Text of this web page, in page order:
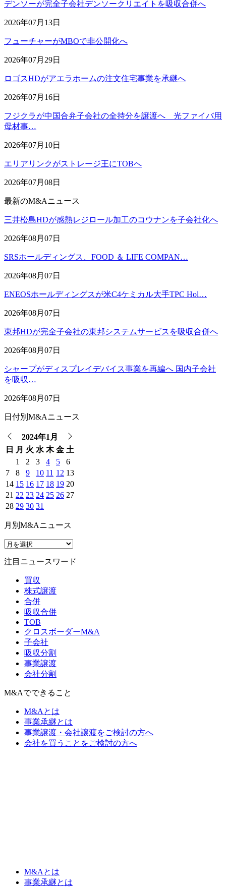
デンソーが完全子会社デンソークリエイトを吸収合併へ
2026年07月13日
フューチャーがMBOで非公開化へ
2026年07月29日
ロゴスHDがアエラホームの注文住宅事業を承継へ
2026年07月16日
フジクラが中国合弁子会社の全持分を譲渡へ 光ファイバ用
母材事…
2026年07月10日
エリアリンクがストレージ王にTOBへ
2026年07月08日
最新のM&Aニュース
三井松島HDが感熱レジロール加工のコウナンを子会社化へ
2026年08月07日
SRSホールディングス、FOOD ＆ LIFE COMPAN…
2026年08月07日
ENEOSホールディングスが米C4ケミカル大手TPC Hol…
2026年08月07日
東邦HDが完全子会社の東邦システムサービスを吸収合併へ
2026年08月07日
シャープがディスプレイデバイス事業を再編へ 国内子会社
を吸収…
2026年08月07日
日付別M&Aニュース
2024年1月
日 月 火 水 木 金 土
1
2 3 4 5
6
7
8 9 10 11 12 13
14 15 16 17 18 19 20
21 22 23 24 25 26 27
28 29 30 31
月別M&Aニュース
注目ニュースワード
買収
株式譲渡
合併
吸収合併
TOB
クロスボーダーM&A
子会社
吸収分割
事業譲渡
会社分割
M&Aでできること
M&Aとは
事業承継とは
事業譲渡・会社譲渡をご検討の方へ
会社を買うことをご検討の方へ
M&Aとは
事業承継とは